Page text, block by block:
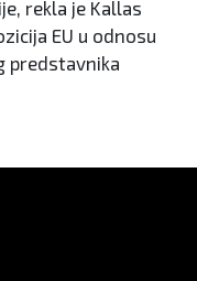
rekla je Kallas
EU u odnosu
predstavnika